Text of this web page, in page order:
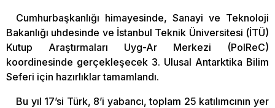
Cumhurbaşkanlığı himayesinde, Sanayi ve Teknoloji
Bakanlığı uhdesinde ve İstanbul Teknik Üniversitesi (İTÜ)
Kutup Araştırmaları Uyg-Ar Merkezi (PolReC)
koordinesinde gerçekleşecek 3. Ulusal Antarktika Bilim
Seferi için hazırlıklar tamamlandı.
Bu yıl 17’si Türk, 8’i yabancı, toplam 25 katılımcının yer